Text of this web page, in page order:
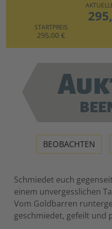
STARTPREIS
295,00 €
Schmiedet euch
einem unvergesslichen
Vom Goldbarren
geschmiedet, gefeilt und
BEOBACHTEN